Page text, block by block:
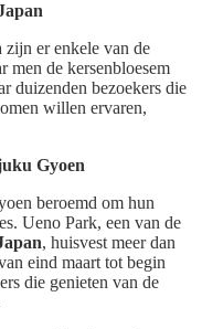
zijn er enkele van de
men de kersenbloesem
duizenden bezoekers die
willen ervaren,
Gyoen
beroemd om hun
Ueno Park, een van de
, huisvest meer dan
eind maart tot begin
die genieten van de